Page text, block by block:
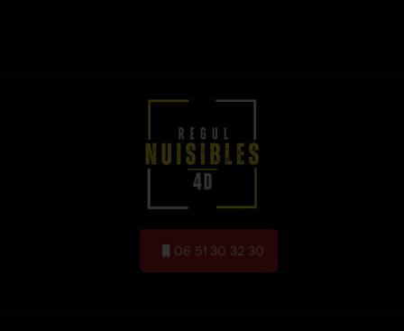
06 51 30 32 30